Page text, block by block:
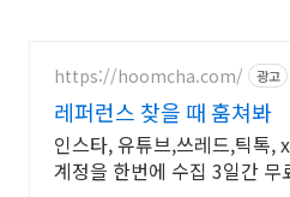
https://hoomcha.com/ 광고
레퍼런스 찾을 때 훔쳐봐
인스타, 유튜브,쓰레드,틱톡,
계정을 한번에 수집 3일간 무